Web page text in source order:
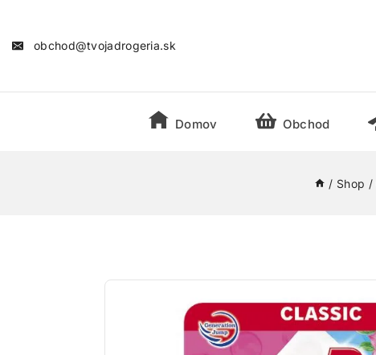
obchod@tvojadrogeria.sk
Domov Obchod
/ Shop /